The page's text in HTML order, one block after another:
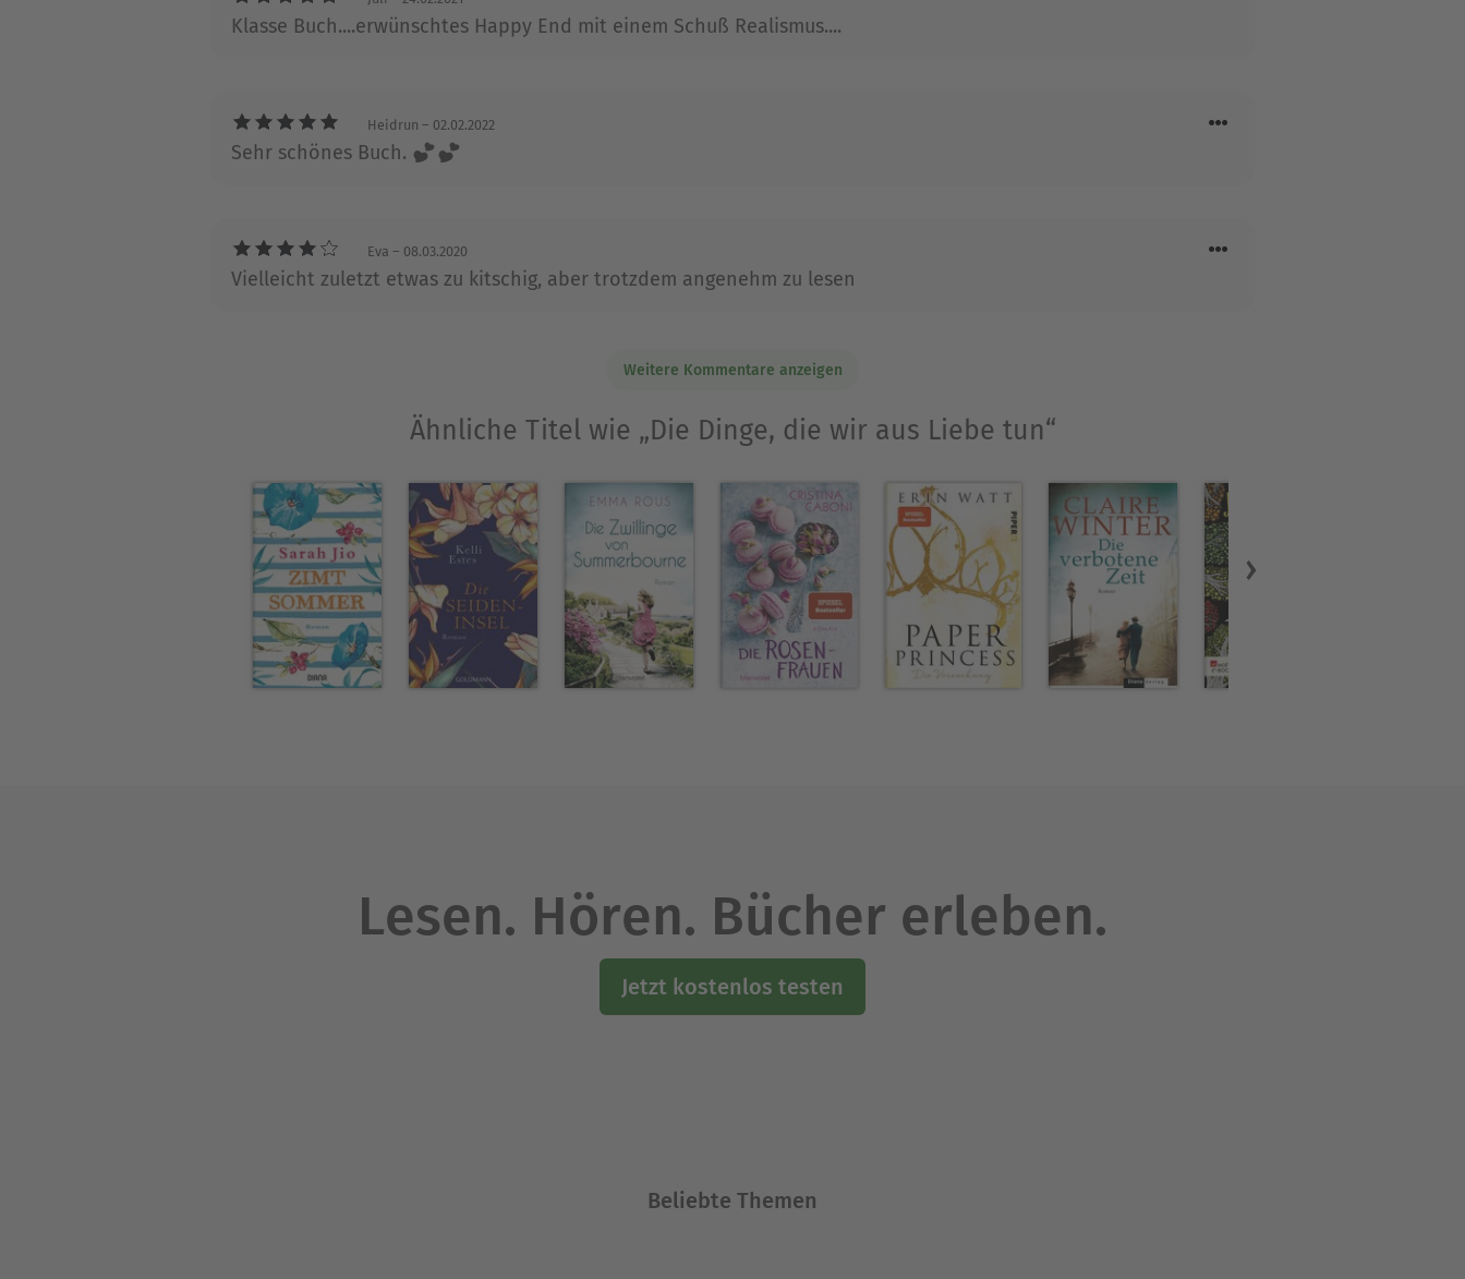
Klasse Buch....erwünschtes Happy End mit einem Schuß Realismus....
Heidrun – 02.02.2022
Sehr schönes Buch. 💕💕
Eva – 08.03.2020
Vielleicht zuletzt etwas zu kitschig, aber trotzdem angenehm zu lesen
Weitere Kommentare anzeigen
Ähnliche Titel wie „Die Dinge, die wir aus Liebe tun“
Lesen. Hören. Bücher erleben.
Jetzt kostenlos testen
Beliebte Themen